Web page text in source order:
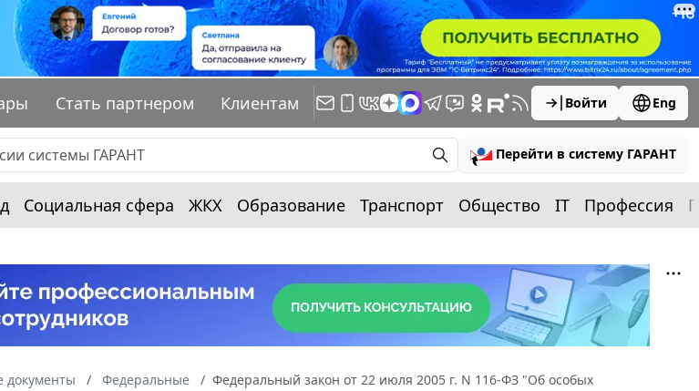
Стать партнером Клиентам Войти Eng
Перейти в систему ГАРАНТ
Социальная сфера ЖКХ Образование Транспорт Общество IT Профессия
документы Федеральные
Федеральный закон от 22 июля 2005 г. N 116-ФЗ "Об особых